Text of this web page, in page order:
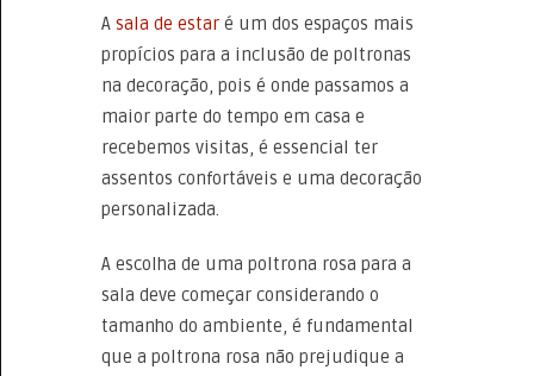
A sala de estar é um dos espaços mais
propícios para a inclusão de poltronas
na decoração, pois é onde passamos a
maior parte do tempo em casa e
recebemos visitas, é essencial ter
assentos confortáveis e uma decoração
personalizada.
A escolha de uma poltrona rosa para a
sala deve começar considerando o
tamanho do ambiente, é fundamental
que a poltrona rosa não prejudique a